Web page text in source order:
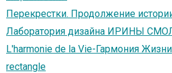
Перекрестки. Продолжение
Лаборатория дизайна ИРИНЫ
L'harmonie de la Vie-Гармония Жизни
rectangle